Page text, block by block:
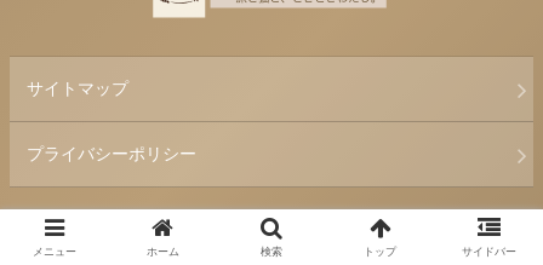
サイトマップ
プライバシーポリシー
© 2025 Tabby Trails.
メニュー ホーム 検索 トップ サイドバー